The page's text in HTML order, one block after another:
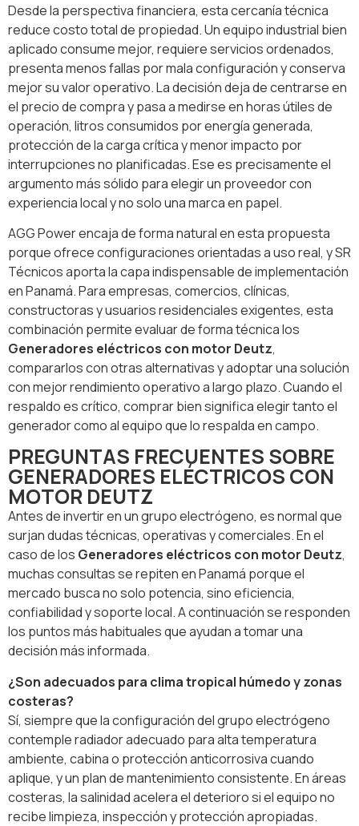
Desde la perspectiva financiera, esta cercanía técnica
reduce costo total de propiedad. Un equipo industrial bien
aplicado consume mejor, requiere servicios ordenados,
presenta menos fallas por mala configuración y conserva
mejor su valor operativo. La decisión deja de centrarse en
el precio de compra y pasa a medirse en horas útiles de
operación, litros consumidos por energía generada,
protección de la carga crítica y menor impacto por
interrupciones no planificadas. Ese es precisamente el
argumento más sólido para elegir un proveedor con
experiencia local y no solo una marca en papel.
AGG Power encaja de forma natural en esta propuesta
porque ofrece configuraciones orientadas a uso real, y SR
Técnicos aporta la capa indispensable de implementación
en Panamá. Para empresas, comercios, clínicas,
constructoras y usuarios residenciales exigentes, esta
combinación permite evaluar de forma técnica los
Generadores eléctricos con motor Deutz,
compararlos con otras alternativas y adoptar una solución
con mejor rendimiento operativo a largo plazo. Cuando el
respaldo es crítico, comprar bien significa elegir tanto el
generador como al equipo que lo respalda en campo.
PREGUNTAS FRECUENTES SOBRE
GENERADORES ELÉCTRICOS CON
MOTOR DEUTZ
Antes de invertir en un grupo electrógeno, es normal que
surjan dudas técnicas, operativas y comerciales. En el
caso de los Generadores eléctricos con motor Deutz,
muchas consultas se repiten en Panamá porque el
mercado busca no solo potencia, sino eficiencia,
confiabilidad y soporte local. A continuación se responden
los puntos más habituales que ayudan a tomar una
decisión más informada.
¿Son adecuados para clima tropical húmedo y zonas
costeras?
Sí, siempre que la configuración del grupo electrógeno
contemple radiador adecuado para alta temperatura
ambiente, cabina o protección anticorrosiva cuando
aplique, y un plan de mantenimiento consistente. En áreas
costeras, la salinidad acelera el deterioro si el equipo no
recibe limpieza, inspección y protección apropiadas.